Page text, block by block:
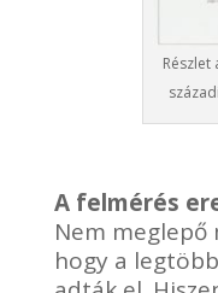
Részlet
A felmérés
Nem
hogy a